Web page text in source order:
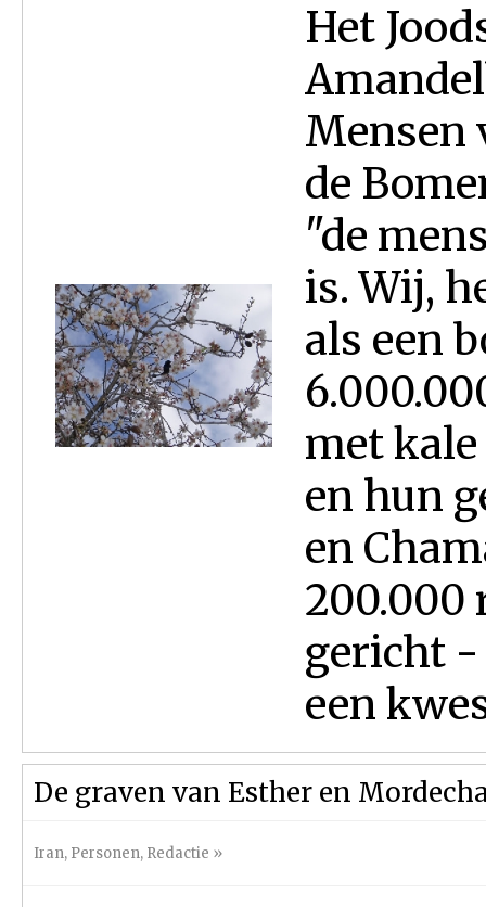
Het
Mensen
de
"de
is. Wij,
als een
met
en hun
en
200.000
gericht -
een
De graven van Esther en
Iran, Personen, Redactie »